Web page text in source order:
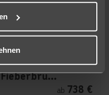
ADEA Lifestyle Suites Fieberbrunn
ab 738 €